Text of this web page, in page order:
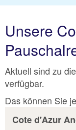
Unsere
Aktuell sind zu
verfügbar.
Das können Sie
Cote d'Azur